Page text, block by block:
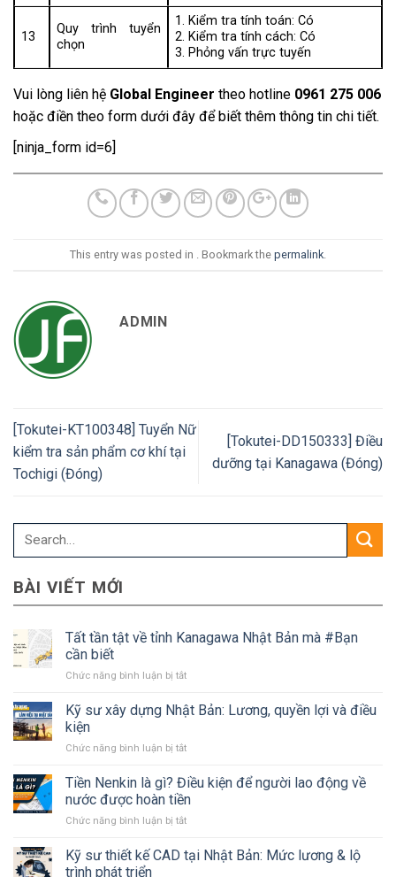
13
Quy trình tuyển
chọn
1. Kiểm tra tính toán: Có
2. Kiểm tra tính cách: Có
3. Phỏng vấn trực tuyến
Vui lòng liên hệ Global Engineer theo hotline 0961 275 006
hoặc điền theo form dưới đây để biết thêm thông tin chi tiết.
[ninja_form id=6]
This entry was posted in . Bookmark the permalink
ADMIN
[Tokutei-KT100348] Tuyển Nữ
kiểm tra sản phẩm cơ khí tại
Tochigi (Đóng)
[Tokutei-DD150333] Điều
dưỡng tại Kanagawa (Đóng)
BÀI VIẾT MỚI
Tất tần tật về tỉnh Kanagawa Nhật Bản mà #Bạn
cần biết
Chức năng bình luận bị tắtở
tần
tật
tỉnh
Nhật
Bản
#Bạn
biết
Kỹ sư xây dựng Nhật Bản: Lương, quyền lợi và điều
kiện
Chức năng bình luận bị tắtở
sư
xây
dựng
Nhật
Lương,
Tiền Nenkin là gì? Điều kiện để người lao động về
nước được hoàn tiền
Chức năng bình luận bị tắtở
Nenkin
là
Kỹ sư thiết kế CAD tại Nhật Bản: Mức lương & lộ
trình phát triển